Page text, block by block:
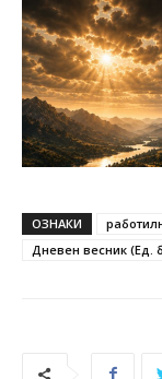
ОЗНАКИ
Дневен весник (Ед.